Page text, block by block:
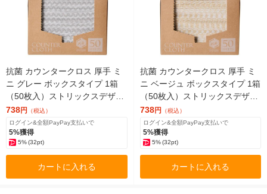
抗菌 カウンタークロス 厚手 ミ
ニ グレー ボックスタイプ 1箱
（50枚入）ストリックスデザイ
ン
738円 （税込）
ログイン&全額PayPay支払いで
5%獲得
5%(32pt)
カートに入れる
抗菌 カウンタークロス 厚手 ミ
ニ ベージュ ボックスタイプ 1箱
（50枚入）ストリックスデザイ
ン
738円 （税込）
ログイン&全額PayPay支払いで
5%獲得
5% (32pt)
カートに入れる